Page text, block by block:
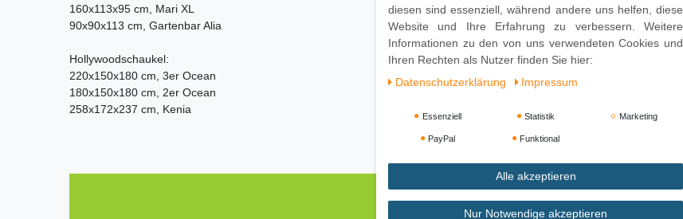
160x113x95 cm, Mari XL
90x90x113 cm, Gartenbar Alia
Hollywoodschaukel:
220x150x180 cm, 3er Ocean
180x150x180 cm, 2er Ocean
258x172x237 cm, Kenia
diesen sind essenziell, während andere uns helfen, diese
Website und Ihre Erfahrung zu verbessern. Weitere
Informationen zu den von uns verwendeten Cookies und
Ihren Rechten als Nutzer finden Sie hier:
Daten­schutz­erklärung
Impressum
Essenziell Statistik Marketing
PayPal Funktional
Alle akzeptieren
Nur Notwendige akzeptieren